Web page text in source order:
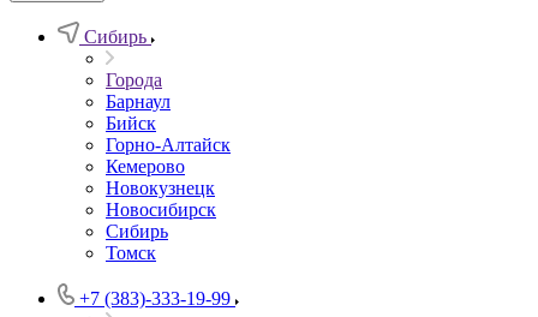
Сибирь
Города
Барнаул
Бийск
Горно-Алтайск
Кемерово
Новокузнецк
Новосибирск
Сибирь
Томск
+7 (383)-333-19-99